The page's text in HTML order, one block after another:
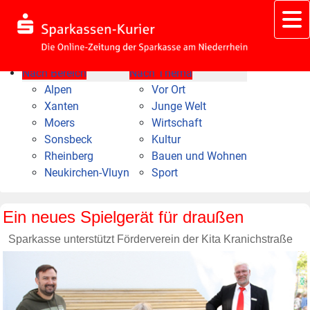
Nach Bereich
Alpen
Xanten
Moers
Sonsbeck
Rheinberg
Neukirchen-Vluyn
Nach Thema
Vor Ort
Junge Welt
Wirtschaft
Kultur
Bauen und Wohnen
Sport
Ein neues Spielgerät für draußen
Sparkasse unterstützt Förderverein der Kita Kranichstraße